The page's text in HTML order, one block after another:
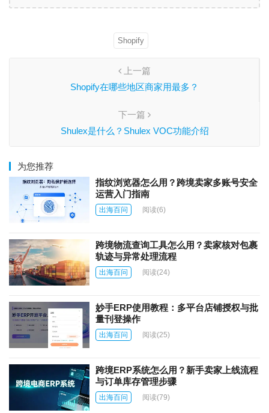
Shopify
上一篇
Shopify在哪些地区商家用最多？
下一篇
Shulex是什么？Shulex VOC功能介绍
为您推荐
指纹浏览器怎么用？跨境卖家多账号安全
运营入门指南
出海百问 阅读(6)
跨境物流查询工具怎么用？卖家核对包裹
轨迹与异常处理流程
出海百问 阅读(24)
妙手ERP使用教程：多平台店铺授权与批
量刊登操作
出海百问 阅读(25)
跨境ERP系统怎么用？新手卖家上线流程
与订单库存管理步骤
出海百问 阅读(79)